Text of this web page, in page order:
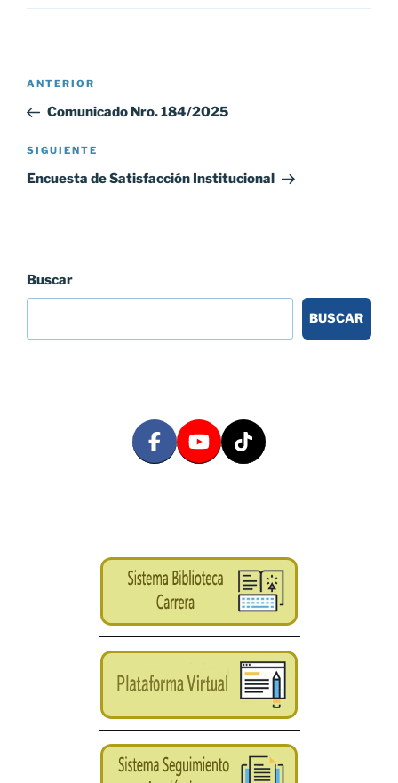
Navegación
entradas
Entrada
anterior:
ANTERIOR
Comunicado Nro. 184/2025
Siguiente
entrada
SIGUIENTE
Encuesta de Satisfacción Institucional
Buscar
BUSCAR